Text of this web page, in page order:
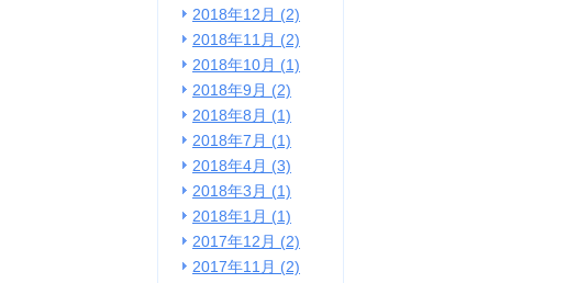
2018年12月 (2)
2018年11月 (2)
2018年10月 (1)
2018年9月 (2)
2018年8月 (1)
2018年7月 (1)
2018年4月 (3)
2018年3月 (1)
2018年1月 (1)
2017年12月 (2)
2017年11月 (2)